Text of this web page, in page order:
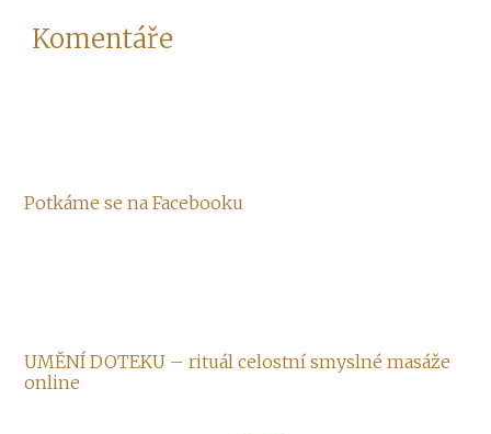
Komentáře
Potkáme se na Facebooku
UMĚNÍ DOTEKU – rituál celostní smyslné masáže
online